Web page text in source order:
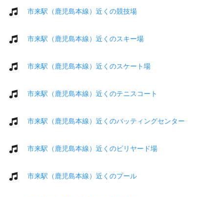
市来駅（鹿児島本線）近くの競技場
市来駅（鹿児島本線）近くのスキー場
市来駅（鹿児島本線）近くのスケート場
市来駅（鹿児島本線）近くのテニスコート
市来駅（鹿児島本線）近くのバッティングセンター
市来駅（鹿児島本線）近くのビリヤード場
市来駅（鹿児島本線）近くのプール